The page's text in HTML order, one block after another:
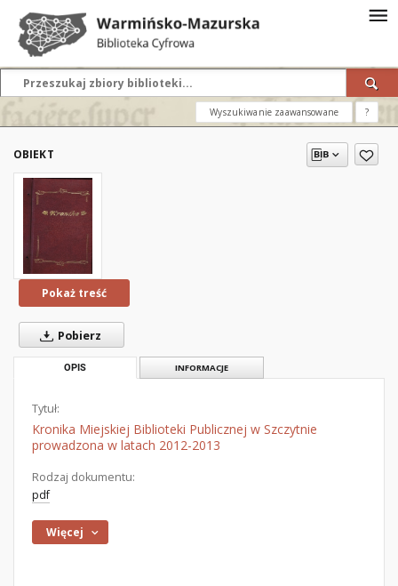
Wyszukiwanie zaawansowane ?
OBIEKT
Pokaż treść
Pobierz
OPIS INFORMACJE
Tytuł:
Kronika Miejskiej Biblioteki Publicznej w Szczytnie
prowadzona w latach 2012-2013
Rodzaj dokumentu:
pdf
Więcej